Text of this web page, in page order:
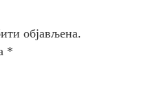
објављена.
*